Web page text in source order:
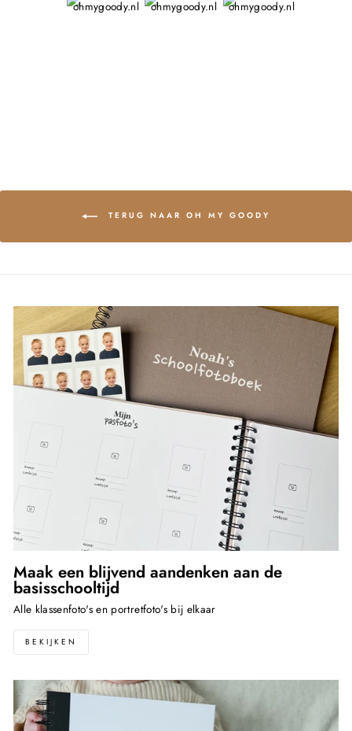
TERUG NAAR OH MY GOODY
Maak een blijvend aandenken aan de
basisschooltijd
Alle klassenfoto's en portretfoto's bij elkaar
BEKIJKEN